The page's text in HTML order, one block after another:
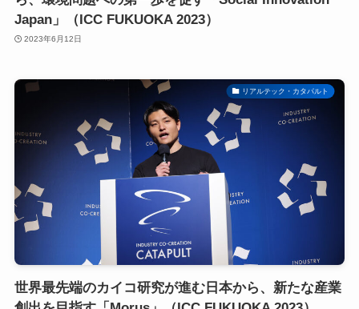
Japan」（ICC FUKUOKA 2023）
2023年6月12日
リアルテック・カタパルト
世界最先端のカイコ研究が進む日本から、新たな産業